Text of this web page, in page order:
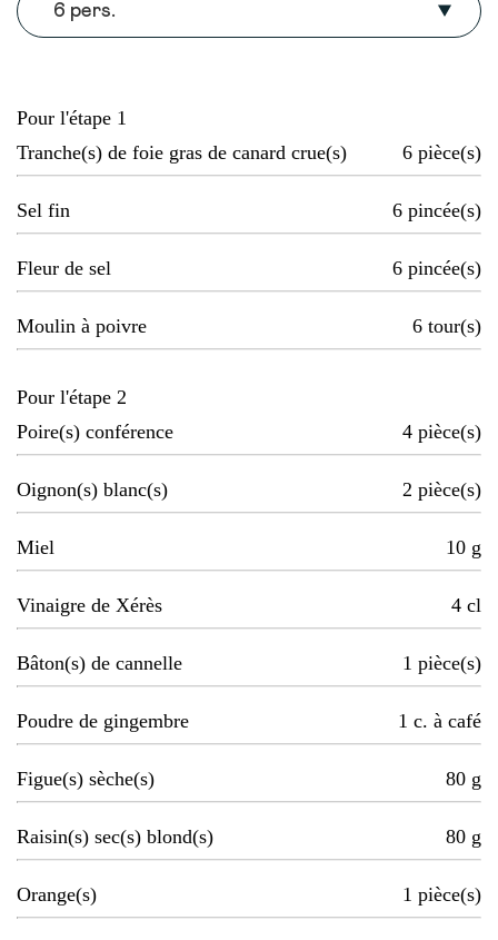
6 pers.
Pour l'étape 1
Tranche(s) de foie gras de canard crue(s)
6 pièce(s)
Sel fin 6 pincée(s)
Fleur de sel 6 pincée(s)
Moulin à poivre 6 tour(s)
Pour l'étape 2
Poire(s) conférence
4 pièce(s)
Oignon(s) blanc(s) 2 pièce(s)
Miel 10 g
Vinaigre de Xérès 4 cl
Bâton(s) de cannelle 1 pièce(s)
Poudre de gingembre 1 c. à café
Figue(s) sèche(s) 80 g
Raisin(s) sec(s) blond(s) 80 g
Orange(s) 1 pièce(s)